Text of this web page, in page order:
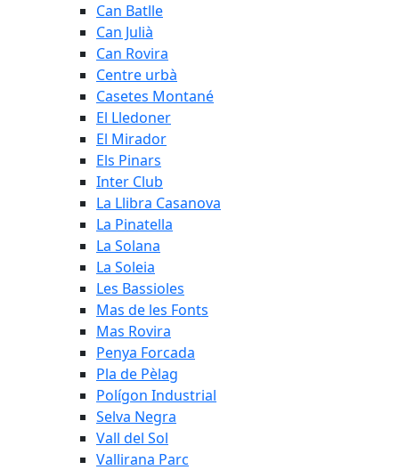
Can Batlle
Can Julià
Can Rovira
Centre urbà
Casetes Montané
El Lledoner
El Mirador
Els Pinars
Inter Club
La Llibra Casanova
La Pinatella
La Solana
La Soleia
Les Bassioles
Mas de les Fonts
Mas Rovira
Penya Forcada
Pla de Pèlag
Polígon Industrial
Selva Negra
Vall del Sol
Vallirana Parc